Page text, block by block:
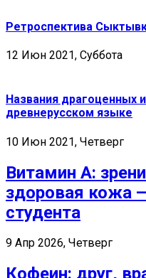
Ретроспектива
12 Июн 2021, Суббота
Названия драгоценных
древнерусском языке
10 Июн 2021, Четверг
Витамин А:
здоровая кожа
студента
9 Апр 2026, Четверг
Кофеин: друг,